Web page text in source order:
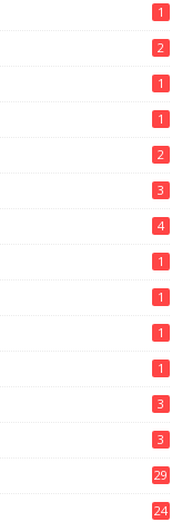
1
2
1
1
2
3
4
1
1
1
1
3
3
29
24